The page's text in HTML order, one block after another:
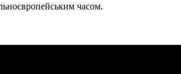
часом.